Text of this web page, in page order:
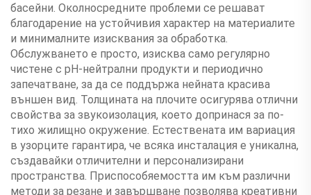
басейни. Околносредните проблеми се решават
благодарение на устойчивия характер на материалите
и минималните изисквания за обработка.
Обслужването е просто, изисква само регулярно
чистене с pH-нейтрални продукти и периодично
запечатване, за да се поддържа нейната красива
външен вид. Толщината на плочите осигурява отлични
свойства за звукоизолация, което допринася за по-
тихо жилищно окружение. Естествената им вариация
в узорците гарантира, че всяка инсталация е уникална,
създавайки отличителни и персонализирани
пространства. Приспособяемостта им към различни
методи за резане и завършване позволява креативни